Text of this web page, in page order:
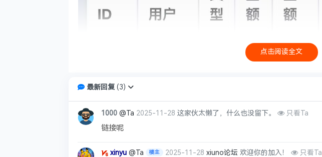
点击阅读全文
最新回复( 3)
1000 @Ta 2025-11-28 这家伙太懒了，什么也没留下。 只看Ta
链接呢
xinyu @Ta 楼主 2025-11-28 xiuno论坛 欢迎你的加入！ 只看Ta